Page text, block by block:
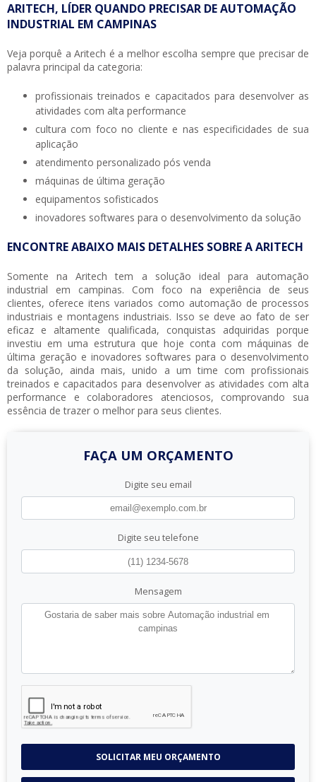
ARITECH, LÍDER QUANDO PRECISAR DE AUTOMAÇÃO
INDUSTRIAL EM CAMPINAS
Veja porquê a Aritech é a melhor escolha sempre que precisar de
palavra principal da categoria:
profissionais treinados e capacitados para desenvolver as
atividades com alta performance
cultura com foco no cliente e nas especificidades de sua
aplicação
atendimento personalizado pós venda
máquinas de última geração
equipamentos sofisticados
inovadores softwares para o desenvolvimento da solução
ENCONTRE ABAIXO MAIS DETALHES SOBRE A ARITECH
Somente na Aritech tem a solução ideal para automação
industrial em campinas. Com foco na experiência de seus
clientes, oferece itens variados como automação de processos
industriais e montagens industriais. Isso se deve ao fato de ser
eficaz e altamente qualificada, conquistas adquiridas porque
investiu em uma estrutura que hoje conta com máquinas de
última geração e inovadores softwares para o desenvolvimento
da solução, ainda mais, unido a um time com profissionais
treinados e capacitados para desenvolver as atividades com alta
performance e colaboradores atenciosos, comprovando sua
essência de trazer o melhor para seus clientes.
FAÇA UM ORÇAMENTO
Digite seu email
Digite seu telefone
Mensagem
SOLICITAR MEU ORÇAMENTO